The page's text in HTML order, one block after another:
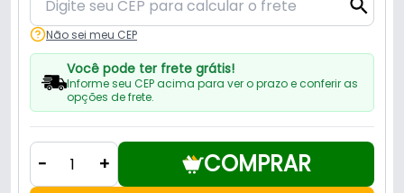
Não sei meu CEP
Você pode ter frete grátis!
Informe seu CEP acima para ver o prazo e conferir as
opções de frete.
- + COMPRAR